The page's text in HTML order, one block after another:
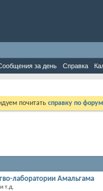
за день Справка
почитать справку по
лаборатории Амальгама
т.д.